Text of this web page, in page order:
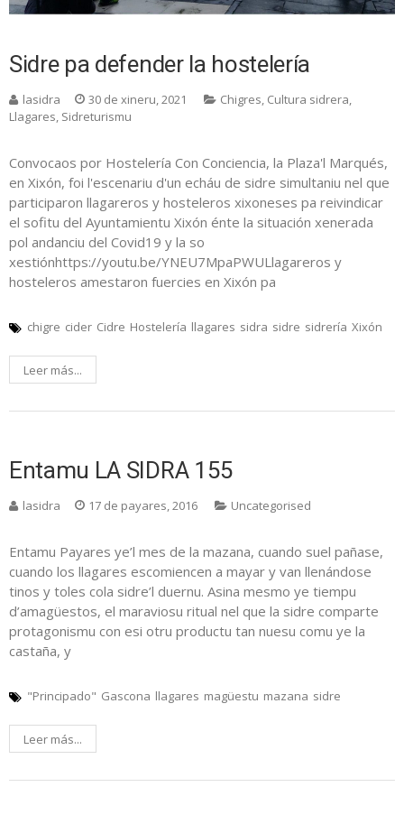
Sidre pa defender la hostelería
lasidra 30 de xineru, 2021 Chigres Cultura sidrera
Llagares Sidreturismu
Convocaos por Hostelería Con Conciencia, la Plaza'l Marqués,
en Xixón, foi l'escenariu d'un echáu de sidre simultaniu nel que
participaron llagareros y hosteleros xixoneses pa reivindicar
el sofitu del Ayuntamientu Xixón énte la situación xenerada
pol andanciu del Covid19 y la so
xestiónhttps://youtu.be/YNEU7MpaPWULlagareros y
hosteleros amestaron fuercies en Xixón pa
chigre cider Cidre Hostelería llagares sidra sidre sidrería Xixón
Leer más...
Entamu LA SIDRA 155
lasidra 17 de payares, 2016 Uncategorised
Entamu Payares ye’l mes de la mazana, cuando suel pañase,
cuando los llagares escomiencen a mayar y van llenándose
tinos y toles cola sidre’l duernu. Asina mesmo ye tiempu
d’amagüestos, el maraviosu ritual nel que la sidre comparte
protagonismu con esi otru productu tan nuesu comu ye la
castaña, y
"Principado" Gascona llagares magüestu mazana sidre
Leer más...